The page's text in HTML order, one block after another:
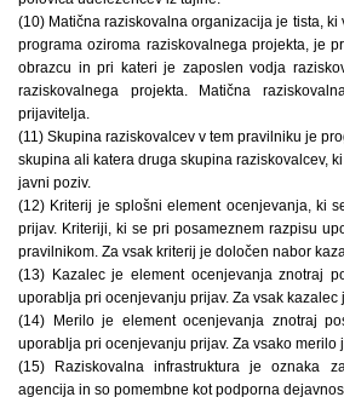
(10) Matična raziskovalna organizacija je tista,
programa oziroma raziskovalnega projekta, je
obrazcu in pri kateri je zaposlen vodja
raziskovalnega projekta. Matična
prijavitelja.
(11) Skupina raziskovalcev v tem pravilniku je
skupina ali katera druga skupina raziskovalcev,
javni poziv.
(12) Kriterij je splošni element ocenjevanja, ki
prijav. Kriteriji, ki se pri posameznem razpisu
pravilnikom. Za vsak kriterij je določen nabor
(13) Kazalec je element ocenjevanja znotraj
uporablja pri ocenjevanju prijav. Za vsak kazalec
(14) Merilo je element ocenjevanja znotraj
uporablja pri ocenjevanju prijav. Za vsako merilo
(15) Raziskovalna infrastruktura je oznaka
agencija in so pomembne kot podporna